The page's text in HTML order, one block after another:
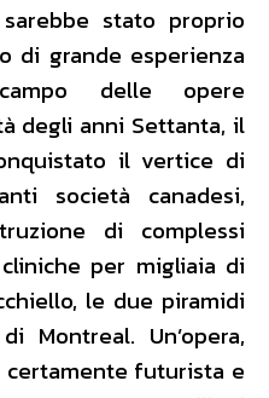
stato proprio
di grande esperienza
delle opere
degli anni Settanta, il
il vertice di
società canadesi,
di complessi
per migliaia di
le due piramidi
Montreal. Un’opera,
certamente futurista e